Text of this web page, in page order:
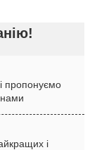
пропонуємо
і